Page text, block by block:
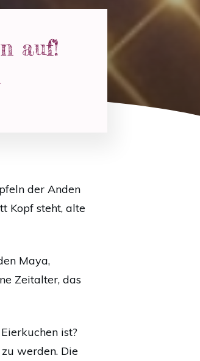
auf!
der Anden
Kopf steht, alte
Maya,
Zeitalter, das
ist?
werden. Die